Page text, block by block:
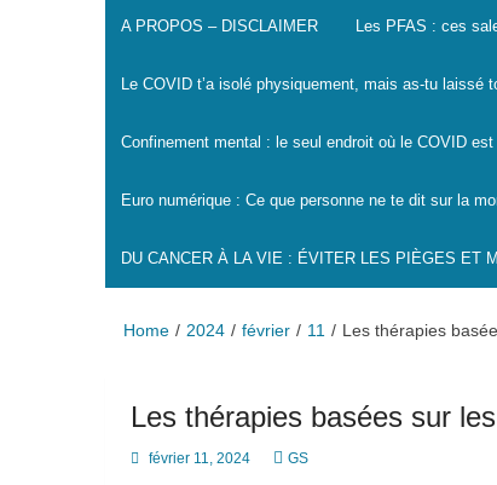
A PROPOS – DISCLAIMER Les PFAS : ces
Le COVID t’a isolé physiquement, mais as-tu laissé
Confinement mental : le seul endroit où le COVID
Euro numérique : Ce que personne ne te dit sur la
DU CANCER À LA VIE : ÉVITER LES PIÈGES ET
Home 2024 février 11 Les thérapies
Les thérapies basées sur
février 11, 2024 GS